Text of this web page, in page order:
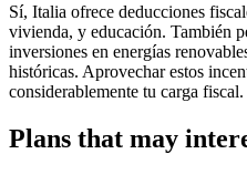
Sí, Italia ofrece deducciones
vivienda, y educación. También
inversiones en energías
históricas. Aprovechar estos
considerablemente tu carga fiscal.
Plans that may